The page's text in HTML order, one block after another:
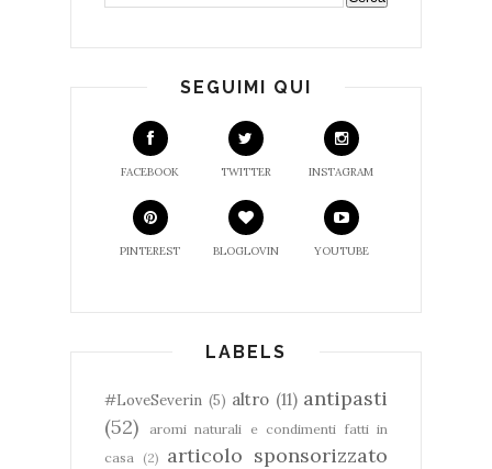
SEGUIMI QUI
FACEBOOK TWITTER INSTAGRAM
PINTEREST BLOGLOVIN YOUTUBE
LABELS
#LoveSeverin (5) altro (11) antipasti
(52)
aromi naturali e condimenti fatti in
casa
(2) articolo sponsorizzato